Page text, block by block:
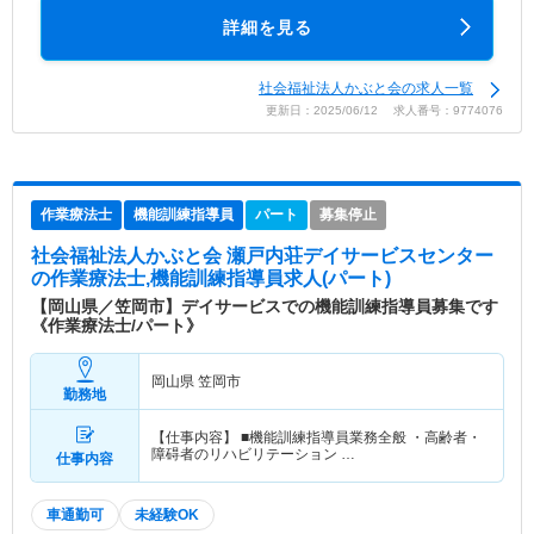
詳細を見る
社会福祉法人かぶと会の求人一覧
更新日：2025/06/12 求人番号：9774076
作業療法士 機能訓練指導員 パート 募集停止
社会福祉法人かぶと会 瀬戸内荘デイサービスセンター
の作業療法士,機能訓練指導員求人(パート)
【岡山県／笠岡市】デイサービスでの機能訓練指導員募集です
《作業療法士/パート》
勤務地
岡山県 笠岡市
仕事内容
【仕事内容】 ■機能訓練指導員業務全般 ・高齢者・
障碍者のリハビリテーション …
車通勤可 未経験OK